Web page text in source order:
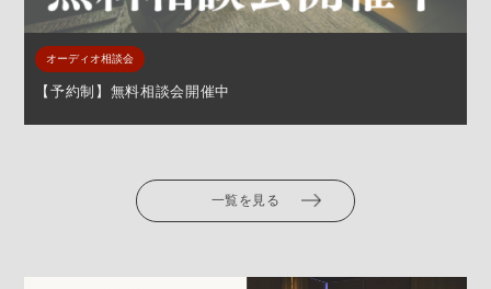
オーディオ相談会
【予約制】無料相談会開催中
一覧を見る